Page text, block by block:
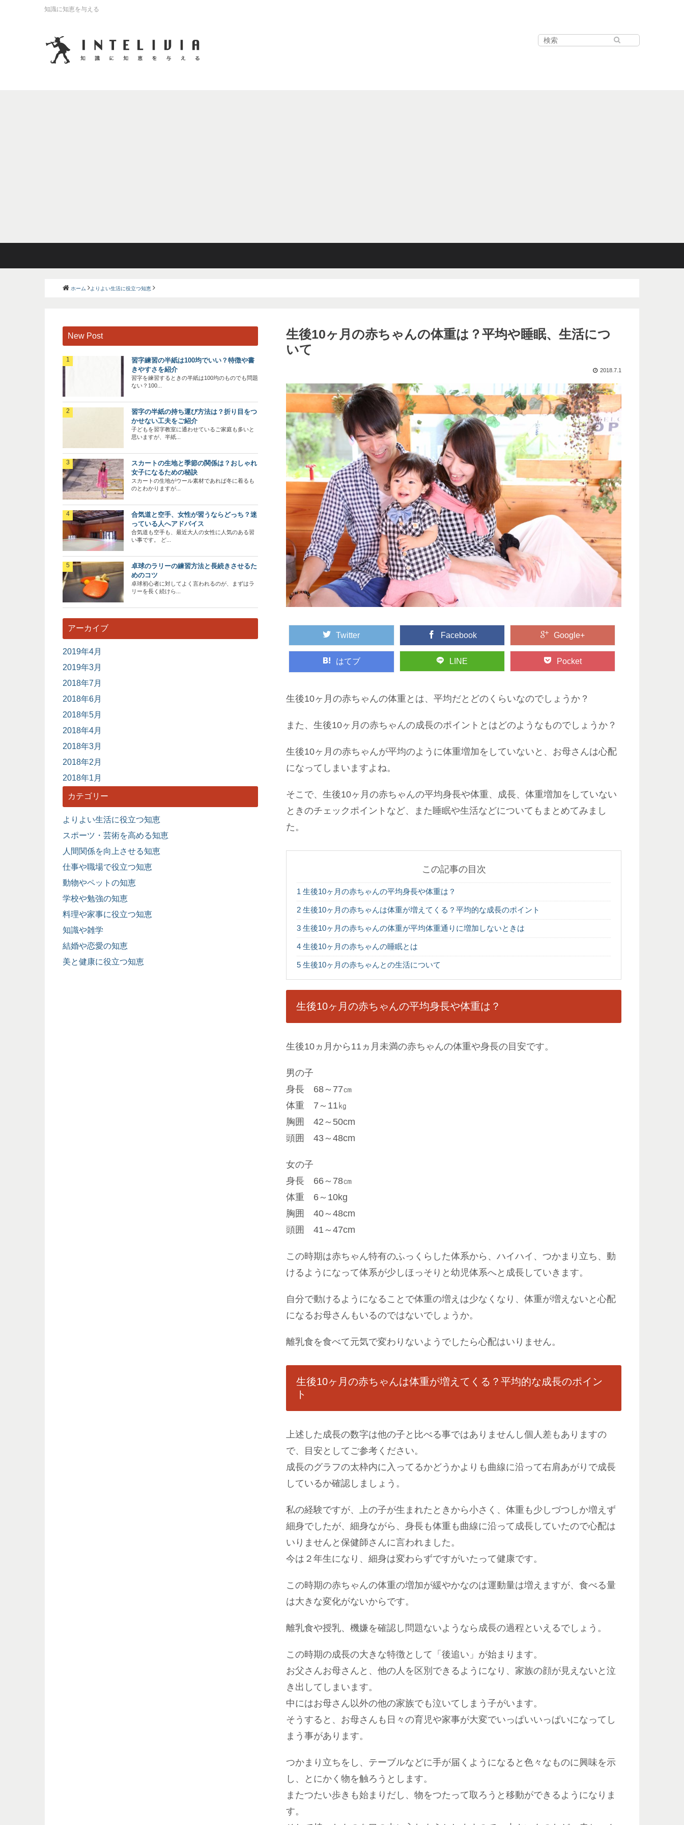
知識に知恵を与える
ホーム よりよい生活に役立つ知恵
生後10ヶ月の赤ちゃんの体重は？平均や睡眠、生活につ
いて
2018.7.1
Twitter Facebook Google+
はてブ LINE Pocket
生後10ヶ月の赤ちゃんの体重とは、平均だとどのくらいなのでしょうか？
また、生後10ヶ月の赤ちゃんの成長のポイントとはどのようなものでしょうか？
生後10ヶ月の赤ちゃんが平均のように体重増加をしていないと、お母さんは心配
になってしまいますよね。
そこで、生後10ヶ月の赤ちゃんの平均身長や体重、成長、体重増加をしていない
ときのチェックポイントなど、また睡眠や生活などについてもまとめてみまし
た。
この記事の目次
1 生後10ヶ月の赤ちゃんの平均身長や体重は？
2 生後10ヶ月の赤ちゃんは体重が増えてくる？平均的な成長のポイント
3 生後10ヶ月の赤ちゃんの体重が平均体重通りに増加しないときは
4 生後10ヶ月の赤ちゃんの睡眠とは
5 生後10ヶ月の赤ちゃんとの生活について
生後10ヶ月の赤ちゃんの平均身長や体重は？
生後10ヵ月から11ヵ月未満の赤ちゃんの体重や身長の目安です。
男の子
身長 68～77㎝
体重 7～11㎏
胸囲 42～50cm
頭囲 43～48cm
女の子
身長 66～78㎝
体重 6～10kg
胸囲 40～48cm
頭囲 41～47cm
この時期は赤ちゃん特有のふっくらした体系から、ハイハイ、つかまり立ち、動
けるようになって体系が少しほっそりと幼児体系へと成長していきます。
自分で動けるようになることで体重の増えは少なくなり、体重が増えないと心配
になるお母さんもいるのではないでしょうか。
離乳食を食べて元気で変わりないようでしたら心配はいりません。
生後10ヶ月の赤ちゃんは体重が増えてくる？平均的な成長のポイン
ト
上述した成長の数字は他の子と比べる事ではありませんし個人差もありますの
で、目安としてご参考ください。
成長のグラフの太枠内に入ってるかどうかよりも曲線に沿って右肩あがりで成長
しているか確認しましょう。
私の経験ですが、上の子が生まれたときから小さく、体重も少しづつしか増えず
細身でしたが、細身ながら、身長も体重も曲線に沿って成長していたので心配は
いりませんと保健師さんに言われました。
今は２年生になり、細身は変わらずですがいたって健康です。
この時期の赤ちゃんの体重の増加が緩やかなのは運動量は増えますが、食べる量
は大きな変化がないからです。
離乳食や授乳、機嫌を確認し問題ないようなら成長の過程といえるでしょう。
この時期の成長の大きな特徴として「後追い」が始まります。
お父さんお母さんと、他の人を区別できるようになり、家族の顔が見えないと泣
き出してしまいます。
中にはお母さん以外の他の家族でも泣いてしまう子がいます。
そうすると、お母さんも日々の育児や家事が大変でいっぱいいっぱいになってし
まう事があります。
つかまり立ちをし、テーブルなどに手が届くようになると色々なものに興味を示
し、とにかく物を触ろうとします。
またつたい歩きも始まりだし、物をつたって取ろうと移動ができるようになりま
す。
New Post
習字練習の半紙は100均でいい？特徴や書
きやすさを紹介
習字を練習するときの半紙は100均のものでも問題
ない？100...
習字の半紙の持ち運び方法は？折り目をつ
かせない工夫をご紹介
子どもを習字教室に通わせているご家庭も多いと
思いますが、半紙...
スカートの生地と季節の関係は？おしゃれ
女子になるための秘訣
スカートの生地がウール素材であれば冬に着るも
のとわかりますが...
合気道と空手、女性が習うならどっち？迷
っている人へアドバイス
合気道も空手も、最近大人の女性に人気のある習
い事です。 ど...
卓球のラリーの練習方法と長続きさせるた
めのコツ
卓球初心者に対してよく言われるのが、まずはラ
リーを長く続けら...
アーカイブ
2019年4月
2019年3月
2018年7月
2018年6月
2018年5月
2018年4月
2018年3月
2018年2月
2018年1月
カテゴリー
よりよい生活に役立つ知恵
スポーツ・芸術を高める知恵
人間関係を向上させる知恵
仕事や職場で役立つ知恵
動物やペットの知恵
学校や勉強の知恵
料理や家事に役立つ知恵
知識や雑学
結婚や恋愛の知恵
美と健康に役立つ知恵